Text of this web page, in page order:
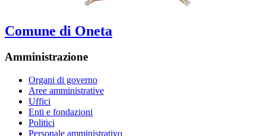
Comune di Oneta
Amministrazione
Organi di governo
Aree amministrative
Uffici
Enti e fondazioni
Politici
Personale amministrativo